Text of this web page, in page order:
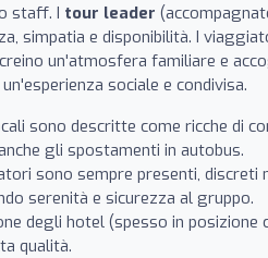
staff. I tour leader
simpatia e disponibilità. I
un'atmosfera familiare e
sociale e condivisa.
sono descritte come ricche di
gli spostamenti in autobus.
sono sempre presenti, discreti
serenità e sicurezza al gruppo.
degli hotel (spesso in
qualità.